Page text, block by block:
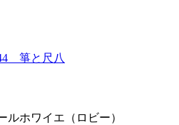
箏と尺八
ルホワイエ（ロビー）